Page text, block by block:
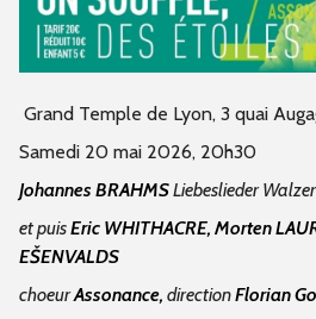
Grand Temple de Lyon, 3 quai
Samedi 20 mai 2026, 20h30
Johannes BRAHMSLiebeslieder Walzer
et puisEric WHITHACRE, Morten
EŠENVALDS
choeurAssonance, directionFlorian